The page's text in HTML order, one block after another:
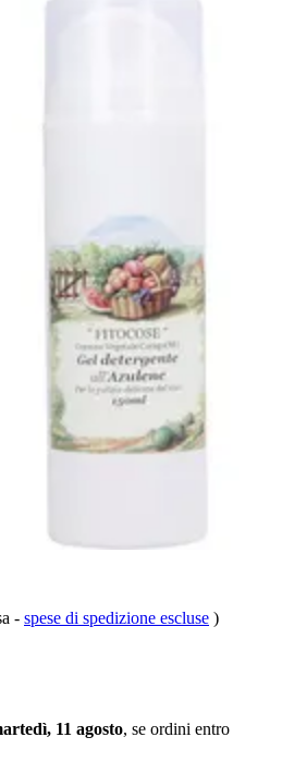
- spese di spedizione escluse )
11 agosto, se ordini entro